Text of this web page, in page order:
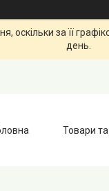
за її
день.
Товари